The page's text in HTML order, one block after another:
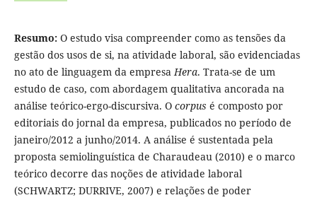
Resumo: O estudo visa compreender como as tensões da
gestão dos usos de si, na atividade laboral, são evidenciadas
no ato de linguagem da empresaHera. Trata-se de um
estudo de caso, com abordagem qualitativa ancorada na
análise teórico-ergo-discursiva. O corpus é composto por
editoriais do jornal da empresa, publicados no período de
janeiro/2012 a junho/2014. A análise é sustentada pela
proposta semiolinguística de Charaudeau (2010) e o marco
teórico decorre das noções de atividade laboral
(SCHWARTZ; DURRIVE, 2007) e relações de poder